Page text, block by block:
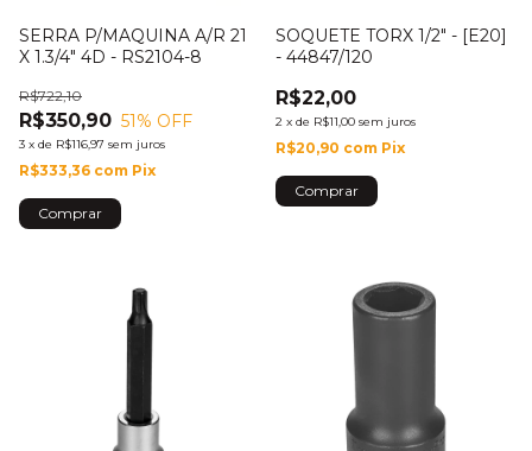
SERRA P/MAQUINA A/R 21
X 1.3/4" 4D - RS2104-8
R$350,90
R$722,10
51% OFF
3 x de R$116,97 sem juros
R$333,36 com Pix
SOQUETE TORX 1/2" - [E20]
- 44847/120
R$22,00
2 x de R$11,00 sem juros
R$20,90 com Pix